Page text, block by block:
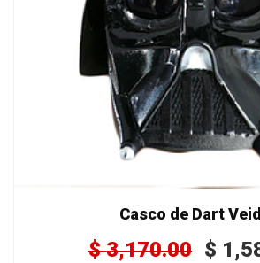
Casco de Dart
$3,170.00 $